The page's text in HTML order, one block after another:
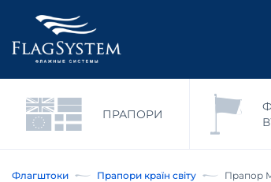
ПРАПОРИ
Флагштоки Прапори країн світу Прапор